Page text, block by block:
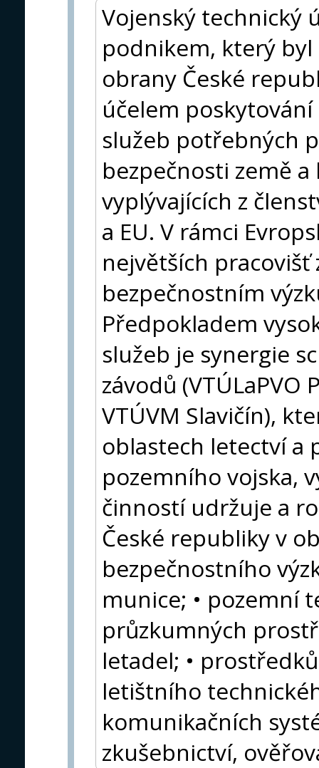
Vojenský technický
podnikem, který
obrany České
účelem
služeb potřebných
bezpečnosti země
vyplývajících z
a EU. V rámci
největších pracovišť
bezpečnostním
Předpokladem
služeb je synergie
závodů (VTÚLaPVO
VTÚVM Slavičín),
oblastech letectví a
pozemního vojska,
činností udržuje a
České republiky v
bezpečnostního
munice; • pozemní
průzkumných
letadel; •
letištního
komunikačních
zkušebnictví,